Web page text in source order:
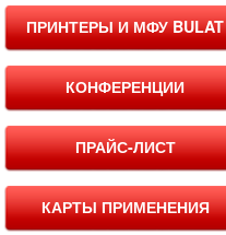
ПРИНТЕРЫ И МФУ BULAT
КОНФЕРЕНЦИИ
ПРАЙС-ЛИСТ
КАРТЫ ПРИМЕНЕНИЯ